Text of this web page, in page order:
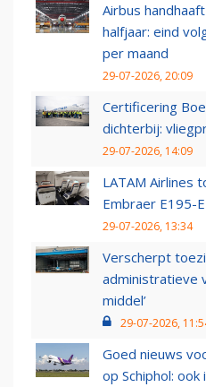
Airbus
halfjaar: eind
per maand
29-07-2026, 20:09
Certificering
dichterbij:
29-07-2026, 14:09
LATAM Airlines
Embraer E195-
29-07-2026, 13:34
Verscherpt
administratieve
middel’
29-07-2026,
Goed nieuws
op Schiphol: